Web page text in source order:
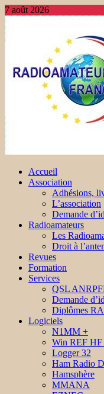
7 août 2026
Accueil
Association
Adhésions,
L’association
Demande
Radioamateurs
Les
Droit à
Revues
Formation
Services
QSL
Demande
Diplômes
Logiciels
N1MM +
Win REF
Logger 32
Ham Radio
Hamsphère
MMANA